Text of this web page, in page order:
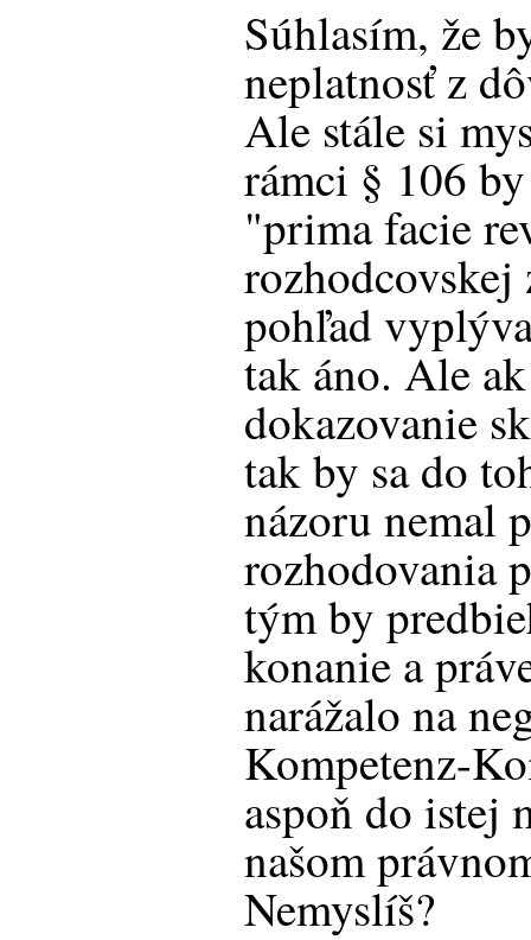
Súhlasím, že
neplatnosť z
Ale stále si
rámci § 106
"prima facie
pohľad
tak áno. Ale
dokazovanie
tak by sa do
názoru nemal
rozhodovania
tým by
konanie a
narážalo na
Kompetenz-
aspoň do istej
našom
Nemyslíš?